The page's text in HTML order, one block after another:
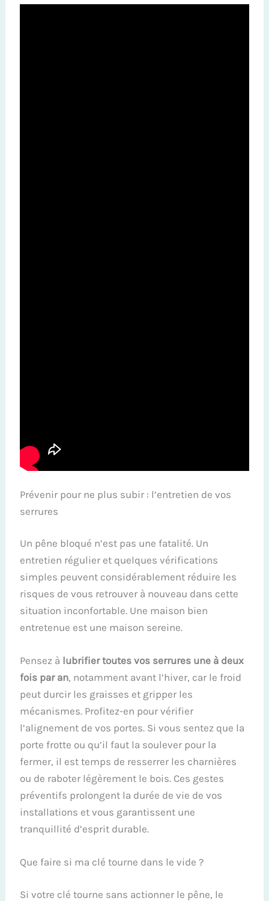
Prévenir pour ne plus subir : l’entretien de vos
serrures
Un pêne bloqué n’est pas une fatalité. Un
entretien régulier et quelques vérifications
simples peuvent considérablement réduire les
risques de vous retrouver à nouveau dans cette
situation inconfortable. Une maison bien
entretenue est une maison sereine.
Pensez à lubrifier toutes vos serrures une à deux
fois par an, notamment avant l’hiver, car le froid
peut durcir les graisses et gripper les
mécanismes. Profitez-en pour vérifier
l’alignement de vos portes. Si vous sentez que la
porte frotte ou qu’il faut la soulever pour la
fermer, il est temps de resserrer les charnières
ou de raboter légèrement le bois. Ces gestes
préventifs prolongent la durée de vie de vos
installations et vous garantissent une
tranquillité d’esprit durable.
Que faire si ma clé tourne dans le vide ?
Si votre clé tourne sans actionner le pêne, le